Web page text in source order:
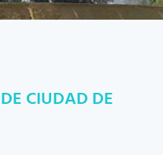
CIUDAD DE